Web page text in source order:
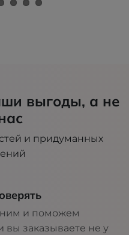
выгоды, а не
и придуманных
и поможем
вы заказываете не у